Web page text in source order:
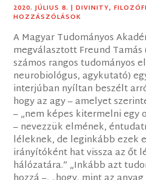
2020. JÚLIUS 8. |DIVINITY,
HOZZÁSZÓLÁSOK
A Magyar Tudományos
megválasztott Freund
számos rangos tudományos
neurobiológus, agykutató)
interjúban nyíltan beszélt
hogy az agy – amelyet
– „nem képes kitermelni egy
– nevezzük elmének,
léleknek, de leginkább ezek
irányítóként hat vissza az őt
hálózatára.” „Inkább azt